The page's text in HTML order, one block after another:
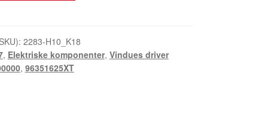
2283-H10_K18
, Elektriske komponenter, Vindues driver
, 96351625XT